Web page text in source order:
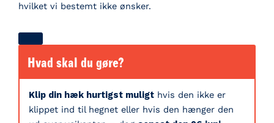
hvilket vi bestemt ikke ønsker.
Hvad skal du gøre?
Klip din hæk hurtigst muligt hvis den ikke er
klippet ind til hegnet eller hvis den hænger den